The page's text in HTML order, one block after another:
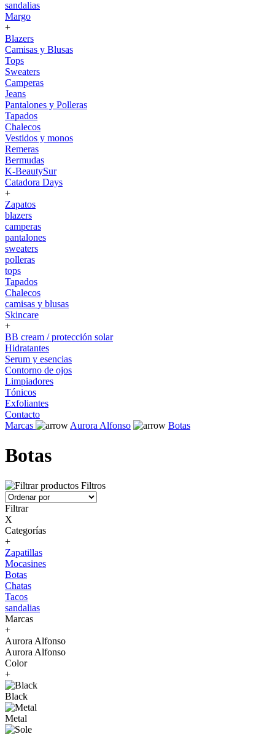
sandalias
Margo
+
Blazers
Camisas y Blusas
Tops
Sweaters
Camperas
Jeans
Pantalones y Polleras
Tapados
Chalecos
Vestidos y monos
Remeras
Bermudas
K-BeautySur
Catadora Days
+
Zapatos
blazers
camperas
pantalones
sweaters
polleras
tops
Tapados
Chalecos
camisas y blusas
Skincare
+
BB cream / protección solar
Hidratantes
Serum y esencias
Contorno de ojos
Limpiadores
Tónicos
Exfoliantes
Contacto
Marcas
Aurora Alfonso Botas
Botas
Filtros
Filtrar
X
Categorías
+
Zapatillas
Mocasines
Botas
Chatas
Tacos
sandalias
Marcas
+
Aurora Alfonso
Aurora Alfonso
Color
+
Black
Metal